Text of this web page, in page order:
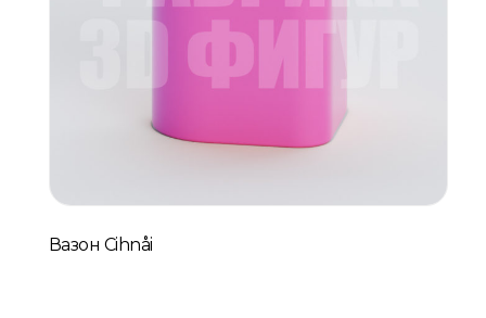
Вазон Cihnåi